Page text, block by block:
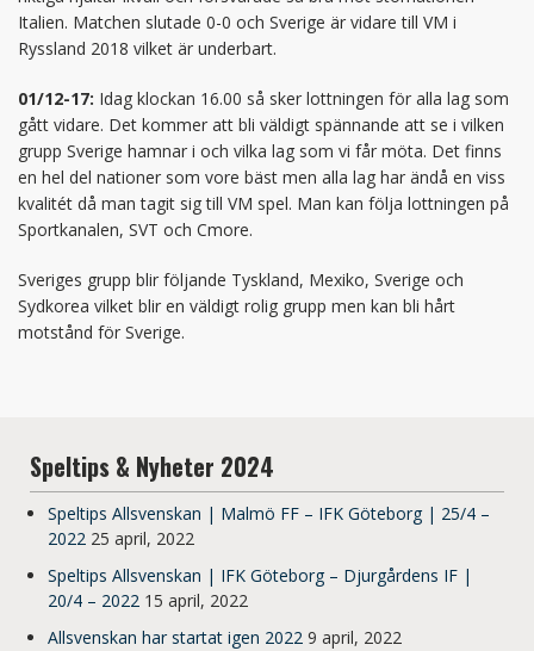
Italien. Matchen slutade 0-0 och Sverige är vidare till VM i
Ryssland 2018 vilket är underbart.
01/12-17: Idag klockan 16.00 så sker lottningen för alla lag som
gått vidare. Det kommer att bli väldigt spännande att se i vilken
grupp Sverige hamnar i och vilka lag som vi får möta. Det finns
en hel del nationer som vore bäst men alla lag har ändå en viss
kvalitét då man tagit sig till VM spel. Man kan följa lottningen på
Sportkanalen, SVT och Cmore.
Sveriges grupp blir följande Tyskland, Mexiko, Sverige och
Sydkorea vilket blir en väldigt rolig grupp men kan bli hårt
motstånd för Sverige.
Speltips & Nyheter 2024
Speltips Allsvenskan | Malmö FF – IFK Göteborg | 25/4 –
2022 25 april, 2022
Speltips Allsvenskan | IFK Göteborg – Djurgårdens IF |
20/4 – 2022 15 april, 2022
Allsvenskan har startat igen 2022 9 april, 2022